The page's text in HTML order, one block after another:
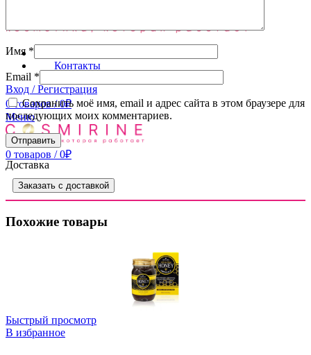
Контакты
Вход / Регистрация
0товаров / 0₽
Меню
0 товаров / 0₽
Имя *
Email *
Сохранить моё имя, email и адрес сайта в этом браузере для
последующих моих комментариев.
Доставка
Заказать с доставкой
Похожие товары
Быстрый просмотр
В избранное